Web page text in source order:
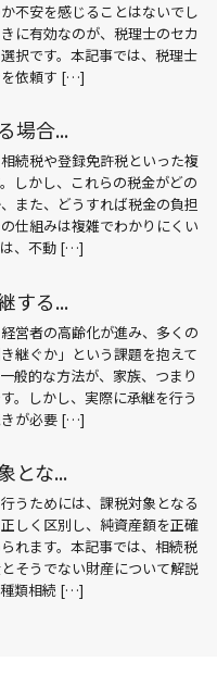
不安を感じることはないでし
に有効なのが、税理士のセカ
択です。本記事では、税理士
を依頼す […]
場合...
続税や登録免許税といった複
しかし、これらの税金がどの
また、どうすれば税金の負担
仕組みは複雑でわかりにくい
、不動 […]
する...
営者の高齢化が進み、多くの
継ぐか」という課題を抱えて
般的な方法が、家族、つまり
。しかし、実際に承継を行う
きが必要 […]
とな...
うためには、課税対象となる
しく区別し、純資産額を正確
れます。本記事では、相続税
そうでない財産について解説
種類相続 […]